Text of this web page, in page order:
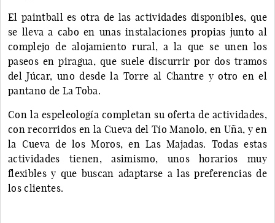
El paintball es otra de las actividades disponibles, que
se lleva a cabo en unas instalaciones propias junto al
complejo de alojamiento rural, a la que se unen los
paseos en piragua, que suele discurrir por dos tramos
del Júcar, uno desde la Torre al Chantre y otro en el
pantano de La Toba.
Con la espeleología completan su oferta de actividades,
con recorridos en la Cueva del Tío Manolo, en Uña, y en
la Cueva de los Moros, en Las Majadas. Todas estas
actividades tienen, asimismo, unos horarios muy
flexibles y que buscan adaptarse a las preferencias de
los clientes.